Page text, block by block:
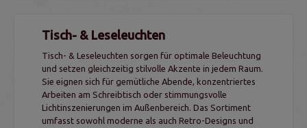
Tisch- & Leseleuchten
Tisch- & Leseleuchten sorgen für optimale Beleuchtung
und setzen gleichzeitig stilvolle Akzente in jedem Raum.
Sie eignen sich für gemütliche Abende, konzentriertes
Arbeiten am Schreibtisch oder stimmungsvolle
Lichtinszenierungen im Außenbereich. Das Sortiment
umfasst sowohl moderne als auch Retro-Designs und